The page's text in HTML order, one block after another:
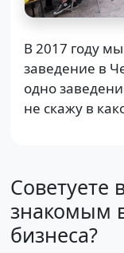
В 2017 году
заведение в
одно
не скажу в
Советуете
знакомым
бизнеса?